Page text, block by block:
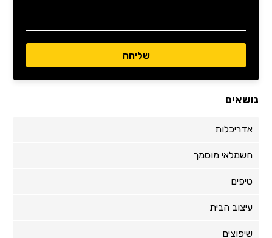
נושאים
אדריכלות
חשמלאי מוסמך
טיפים
עיצוב הבית
שיפוצים